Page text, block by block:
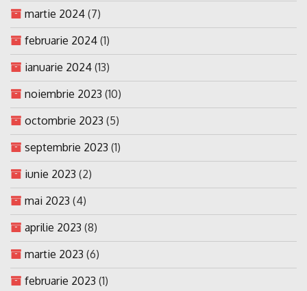
martie 2024 (7)
februarie 2024 (1)
ianuarie 2024 (13)
noiembrie 2023 (10)
octombrie 2023 (5)
septembrie 2023 (1)
iunie 2023 (2)
mai 2023 (4)
aprilie 2023 (8)
martie 2023 (6)
februarie 2023 (1)